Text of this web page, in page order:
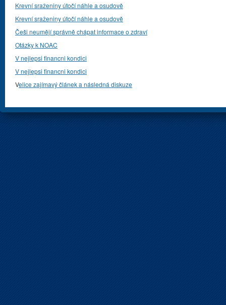
Krevní sraženiny útočí náhle a osudově
Krevní sraženiny útočí náhle a osudově
Češi neumějí správně chápat informace o zdraví
Otázky k NOAC
V nejlepsi financni kondici
V nejlepsi financni kondici
Velice zajímavý článek a následná diskuze